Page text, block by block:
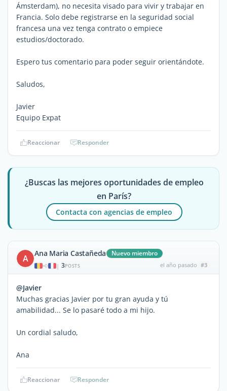
Ámsterdam), no necesita visado para vivir y trabajar en
Francia. Solo debe registrarse en la seguridad social
francesa una vez tenga contrato o empiece
estudios/doctorado.
Espero tus comentario para poder seguir orientándote.
Saludos,
Javier
Equipo Expat
Reaccionar Responder
¿Buscas las mejores oportunidades de empleo
en París?
Contacta con agencias de empleo
A Ana Maria Castañeda Nuevo miembro
| 3POSTS el año pasado #3
@Javier
Muchas gracias Javier por tu gran ayuda y tú
amabilidad... Se lo pasaré todo a mi hijo.
Un cordial saludo,
Ana
Reaccionar Responder